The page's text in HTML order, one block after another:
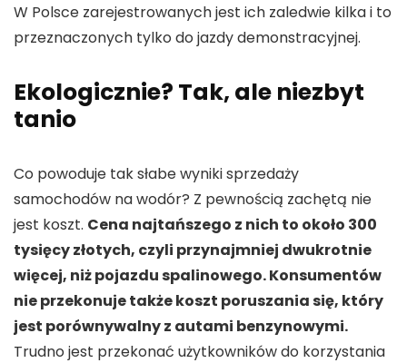
W Polsce zarejestrowanych jest ich zaledwie kilka i to
przeznaczonych tylko do jazdy demonstracyjnej.
Ekologicznie? Tak, ale niezbyt
tanio
Co powoduje tak słabe wyniki sprzedaży
samochodów na wodór? Z pewnością zachętą nie
jest koszt. Cena najtańszego z nich to około 300
tysięcy złotych, czyli przynajmniej dwukrotnie
więcej, niż pojazdu spalinowego. Konsumentów
nie przekonuje także koszt poruszania się, który
jest porównywalny z autami benzynowymi.
Trudno jest przekonać użytkowników do korzystania